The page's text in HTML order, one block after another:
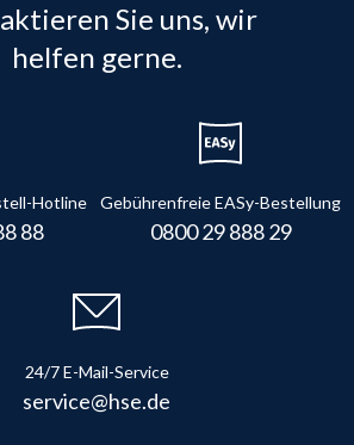
Sie uns, wir
helfen gerne.
Hotline
88
Gebührenfreie EASy-Bestellung
0800 29 888 29
24/7 E-Mail-Service
service@hse.de